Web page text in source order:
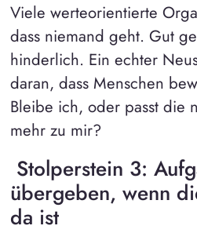
Viele werteorientierte
dass niemand geht. Gut
hinderlich. Ein echter
daran, dass Menschen
Bleibe ich, oder passt die
mehr zu mir?
Stolperstein 3:
übergeben, wenn
da ist